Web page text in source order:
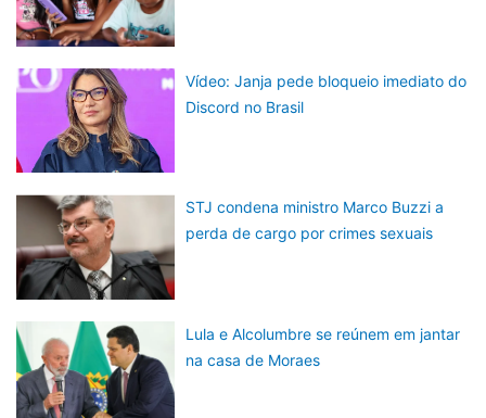
Vídeo: Janja pede bloqueio imediato do
Discord no Brasil
STJ condena ministro Marco Buzzi a
perda de cargo por crimes sexuais
Lula e Alcolumbre se reúnem em jantar
na casa de Moraes